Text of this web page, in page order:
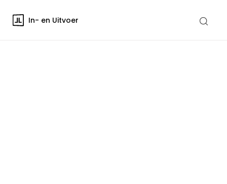
In- en Uitvoer